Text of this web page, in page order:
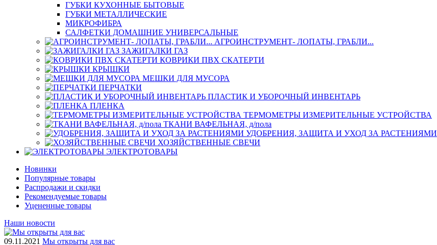
ГУБКИ КУХОННЫЕ БЫТОВЫЕ
ГУБКИ МЕТАЛЛИЧЕСКИЕ
МИКРОФИБРА
САЛФЕТКИ ДОМАШНИЕ УНИВЕРСАЛЬНЫЕ
АГРОИНСТРУМЕНТ- ЛОПАТЫ, ГРАБЛИ...
ЗАЖИГАЛКИ ГАЗ
КОВРИКИ ПВХ СКАТЕРТИ
КРЫШКИ
МЕШКИ ДЛЯ МУСОРА
ПЕРЧАТКИ
ПЛАСТИК И УБОРОЧНЫЙ ИНВЕНТАРЬ
ПЛЕНКА
ТЕРМОМЕТРЫ ИЗМЕРИТЕЛЬНЫЕ УСТРОЙСТВА
ТКАНИ ВАФЕЛЬНАЯ, д/пола
УДОБРЕНИЯ, ЗАЩИТА И УХОД ЗА РАСТЕНИЯМИ
ХОЗЯЙСТВЕННЫЕ СВЕЧИ
ЭЛЕКТРОТОВАРЫ
Новинки
Популярные товары
Распродажи и скидки
Рекомендуемые товары
Уцененные товары
Наши новости
09.11.2021 Мы открыты для вас